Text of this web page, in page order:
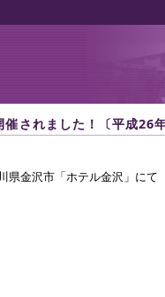
されました！〔平成26
県金沢市「ホテル金沢」にて